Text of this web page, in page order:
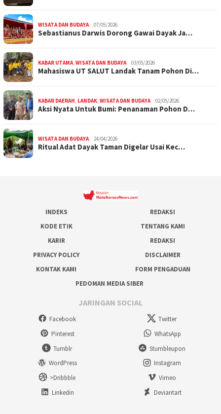
WISATA DAN BUDAYA 07/05/2026
Sebastianus Darwis Dorong Gawai Dayak Ja…
KABAR UTAMA, WISATA DAN BUDAYA 03/05/2026
Mahasiswa UT SALUT Landak Tanam Pohon Di…
KABAR DAERAH, LANDAK, WISATA DAN BUDAYA 02/05/2026
Aksi Nyata Untuk Bumi: Penanaman Pohon D…
WISATA DAN BUDAYA 24/04/2026
Ritual Adat Dayak Taman Digelar Usai Kec…
INDEKS
REDAKSI
KODE ETIK
TENTANG KAMI
KARIR
REDAKSI
PRIVACY POLICY
DISCLAIMER
KONTAK KAMI
FORM PENGADUAN
PEDOMAN MEDIA SIBER
JARINGAN SOCIAL
Facebook
Twitter
Pinterest
WhatsApp
Tumblr
Stumbleupon
WordPress
Instagram
>Dribbble
Vimeo
Linkedin
Deviantart